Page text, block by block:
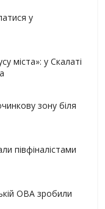
у
міста»: у Скалаті
зону біля
півфіналістами
ОВА зробили